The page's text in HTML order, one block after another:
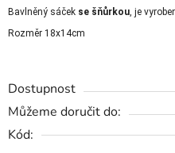
Bavlněný sáček se šňůrkou, je
Rozměr 18x14cm
Dostupnost
Můžeme doručit do:
Kód: